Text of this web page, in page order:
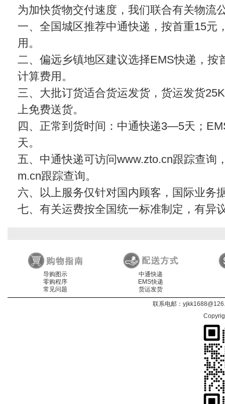
为加快货物交付速度，我们联合有关物流
一、全国城区推荐中通快递，按首重15元
用。
二、偏远乡镇地区建议选择EMS快递，按
计算费用。
三、大批订货适合货运发货，货运发货
上免费送货。
四、正常到货时间：中通快递3—5天；
天。
五、中通快递可访问www.zto.cn跟踪查询
m.cn跟踪查询。
六、以上服务仅针对国内顾客，国际业务
七、有关运费按全国统一标准制定，有异
导购图示
零购程序
常见问题
中通快递
EMS快递
货运发货
联系电邮：